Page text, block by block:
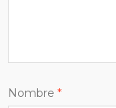
Nombre *